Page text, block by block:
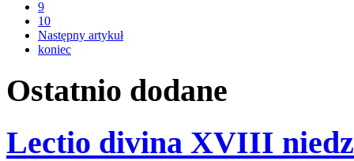
9
10
Następny artykuł
koniec
Ostatnio dodane
Lectio divina XVIII